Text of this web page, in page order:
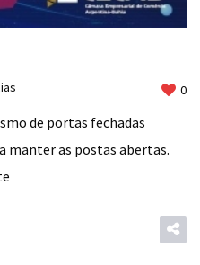
0
de portas fechadas
as postas abertas. ⠀